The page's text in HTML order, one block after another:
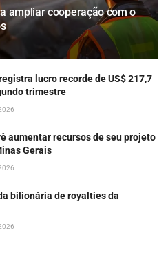
ampliar cooperação com o
lucro recorde de US$ 217,7
trimestre
aumentar recursos de seu projeto
Gerais
bilionária de royalties da